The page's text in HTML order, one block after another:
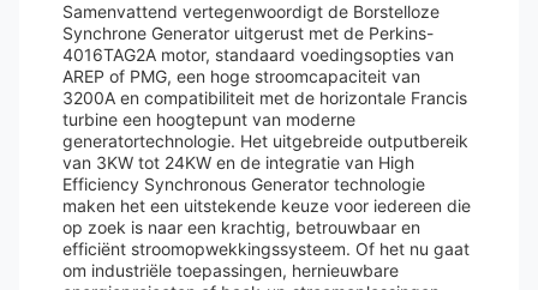
Samenvattend vertegenwoordigt de Borstelloze
Synchrone Generator uitgerust met de Perkins-
4016TAG2A motor, standaard voedingsopties van
AREP of PMG, een hoge stroomcapaciteit van
3200A en compatibiliteit met de horizontale Francis
turbine een hoogtepunt van moderne
generatortechnologie. Het uitgebreide outputbereik
van 3KW tot 24KW en de integratie van High
Efficiency Synchronous Generator technologie
maken het een uitstekende keuze voor iedereen die
op zoek is naar een krachtig, betrouwbaar en
efficiënt stroomopwekkingssysteem. Of het nu gaat
om industriële toepassingen, hernieuwbare